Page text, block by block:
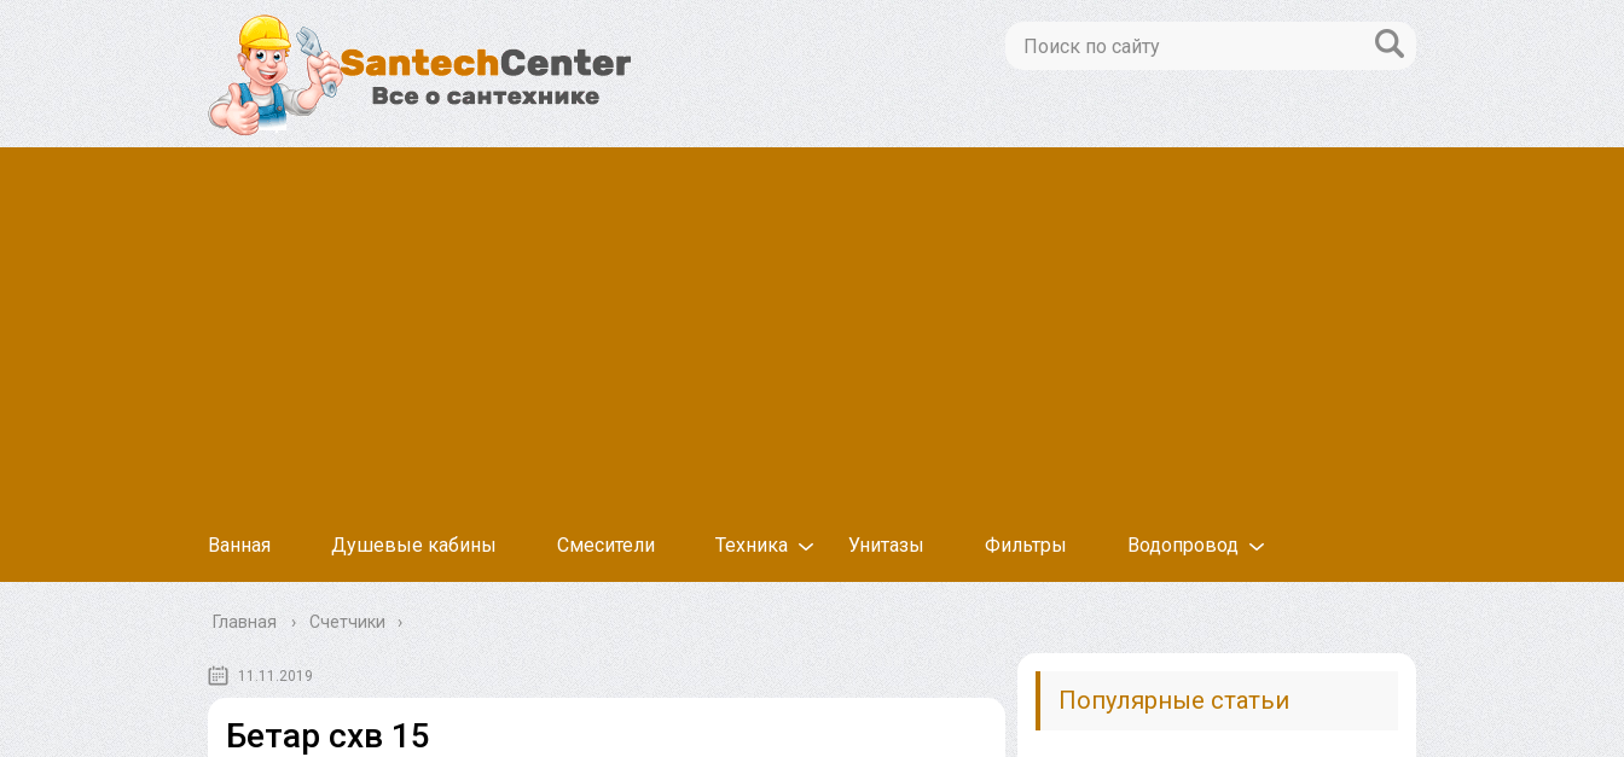
Ванная Душевые кабины Смесители Техника Унитазы Фильтры Водопровод
Главная › Счетчики
11.11.2019
Бетар схв 15
Популярные статьи